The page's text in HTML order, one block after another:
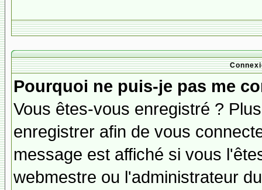
Pourquoi ne puis-je pas me
Vous êtes-vous enregistré ?
enregistrer afin de vous
message est affiché si vous
webmestre ou l'administrateur